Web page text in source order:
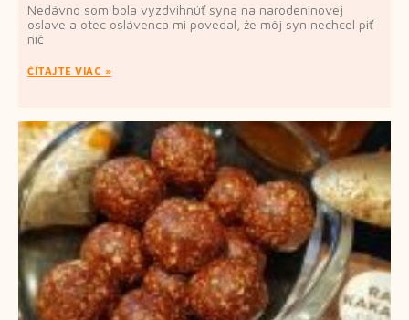
Nedávno som bola vyzdvihnúť syna na narodeninovej
oslave a otec oslávenca mi povedal, že môj syn nechcel piť
nič
ČÍTAJTE VIAC »